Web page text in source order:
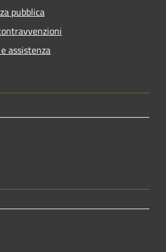
pubblica
assistenza